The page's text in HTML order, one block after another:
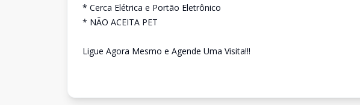
* Cerca Elétrica e Portão Eletrônico
* NÃO ACEITA PET
Ligue Agora Mesmo e Agende Uma Visita!!!